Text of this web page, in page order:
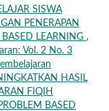
SISWA
PENERAPAN
LEARNING ,
Vol. 2 No. 3
HASIL
FIQIH
BASED